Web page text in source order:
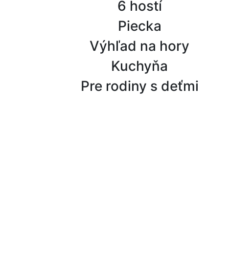
6 hostí
Piecka
Výhľad na hory
Kuchyňa
Pre rodiny s deťmi